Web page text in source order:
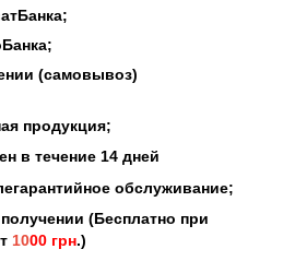
(самовывоз)
продукция;
в течение 14 дней
обслуживание;
(Бесплатно при
1000 грн.)